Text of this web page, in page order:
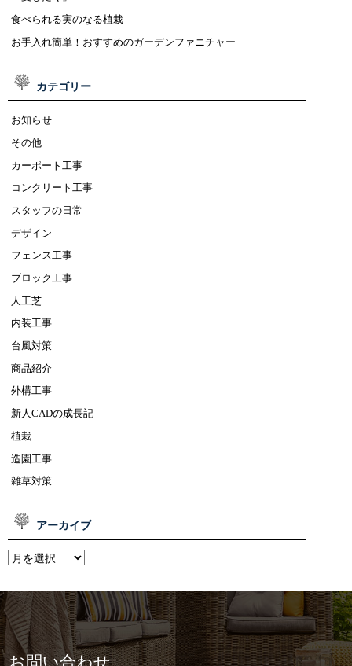
食べられる実のなる植栽
お手入れ簡単！おすすめのガーデンファニチャー
カテゴリー
お知らせ
その他
カーポート工事
コンクリート工事
スタッフの日常
デザイン
フェンス工事
ブロック工事
人工芝
内装工事
台風対策
商品紹介
外構工事
新人CADの成長記
植栽
造園工事
雑草対策
アーカイブ
お問い合わせ